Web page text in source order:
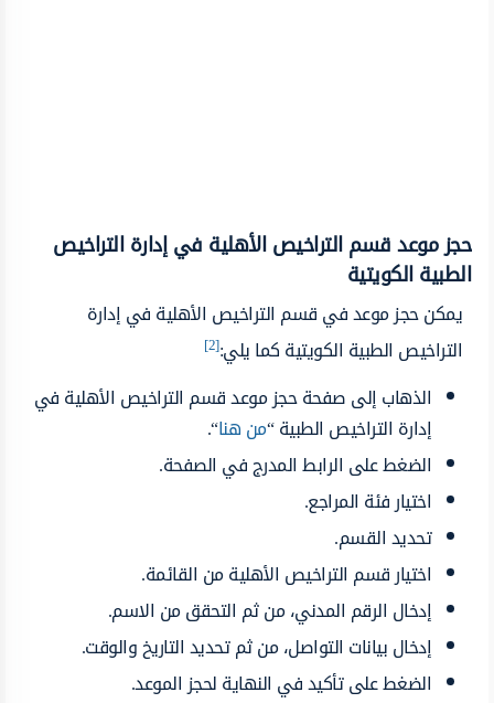
حجز موعد قسم التراخيص الأهلية في إدارة التراخيص
الطبية الكويتية
يمكن حجز موعد في قسم التراخيص الأهلية في إدارة
التراخيص الطبية الكويتية كما يلي:[2]
الذهاب إلى صفحة حجز موعد قسم التراخيص الأهلية في
إدارة التراخيص الطبية “من هنا“.
الضغط على الرابط المدرج في الصفحة.
اختيار فئة المراجع.
تحديد القسم.
اختيار قسم التراخيص الأهلية من القائمة.
إدخال الرقم المدني، من ثم التحقق من الاسم.
إدخال بيانات التواصل، من ثم تحديد التاريخ والوقت.
الضغط على تأكيد في النهاية لحجز الموعد.